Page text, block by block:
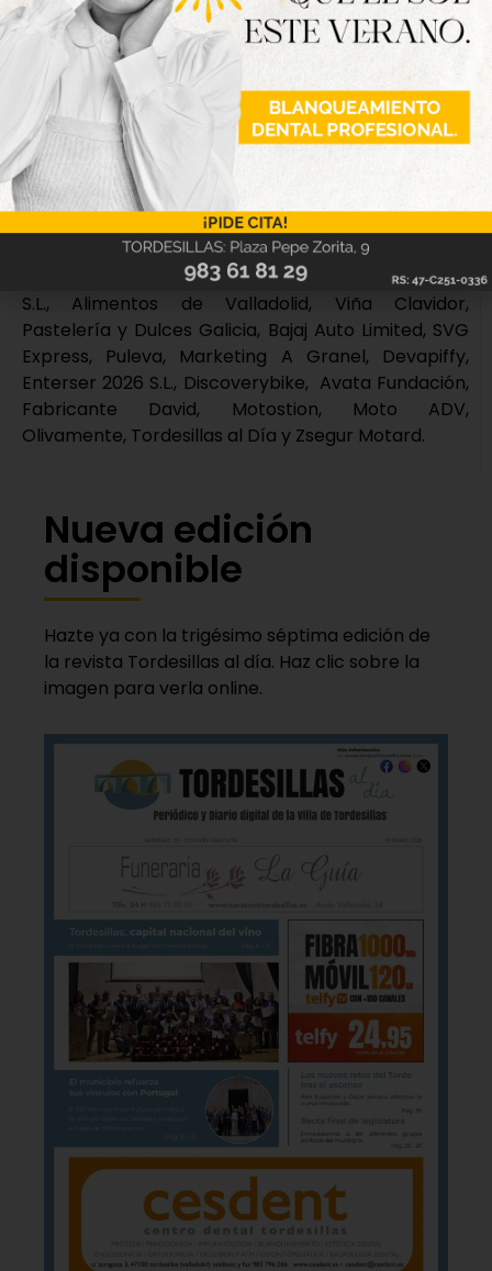
Motauros 2026 cuenta con la colaboración del
Ayuntamiento de Tordesillas, el Ayuntamiento de
Medina del Campo, el Ayuntamiento de Nava del
Rey, la Diputación de Valladolid, Nos Impulsa Junta
de Castilla y León, la Delegación del Gobierno,
Valladolid Avanza, Caja Rural de Zamora,
Continental, Action Service, Benelli, Grupo Cerdeira,
Autocyl, Motocyl, Los Toreros y Doña Carmen,
Monster, la Asociación Hoteles Valladolid, la
Asociación de Motoclubes de Valladolid, Federación
de Motociclismo Castilla y León, Exclusivas Aparicio
S.L., Alimentos de Valladolid, Viña Clavidor,
Pastelería y Dulces Galicia, Bajaj Auto Limited, SVG
Express, Puleva, Marketing A Granel, Devapiffy,
Enterser 2026 S.L., Discoverybike, Avata Fundación,
Fabricante David, Motostion, Moto ADV,
Olivamente, Tordesillas al Día y Zsegur Motard.
Nueva edición
disponible
Hazte ya con la trigésimo séptima edición de
la revista Tordesillas al día. Haz clic sobre la
imagen para verla online.